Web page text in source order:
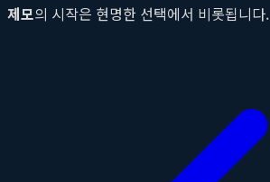
제모의 시작은 현명한 선택에서 비롯됩니다.